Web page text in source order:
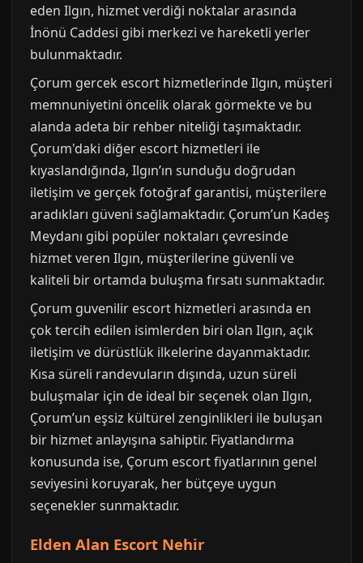
eden Ilgın, hizmet verdiği noktalar arasında
İnönü Caddesi gibi merkezi ve hareketli yerler
bulunmaktadır.
Çorum gercek escort hizmetlerinde Ilgın, müşteri
memnuniyetini öncelik olarak görmekte ve bu
alanda adeta bir rehber niteliği taşımaktadır.
Çorum'daki diğer escort hizmetleri ile
kıyaslandığında, Ilgın’ın sunduğu doğrudan
iletişim ve gerçek fotoğraf garantisi, müşterilere
aradıkları güveni sağlamaktadır. Çorum’un Kadeş
Meydanı gibi popüler noktaları çevresinde
hizmet veren Ilgın, müşterilerine güvenli ve
kaliteli bir ortamda buluşma fırsatı sunmaktadır.
Çorum guvenilir escort hizmetleri arasında en
çok tercih edilen isimlerden biri olan Ilgın, açık
iletişim ve dürüstlük ilkelerine dayanmaktadır.
Kısa süreli randevuların dışında, uzun süreli
buluşmalar için de ideal bir seçenek olan Ilgın,
Çorum’un eşsiz kültürel zenginlikleri ile buluşan
bir hizmet anlayışına sahiptir. Fiyatlandırma
konusunda ise, Çorum escort fiyatlarının genel
seviyesini koruyarak, her bütçeye uygun
seçenekler sunmaktadır.
Elden Alan Escort Nehir